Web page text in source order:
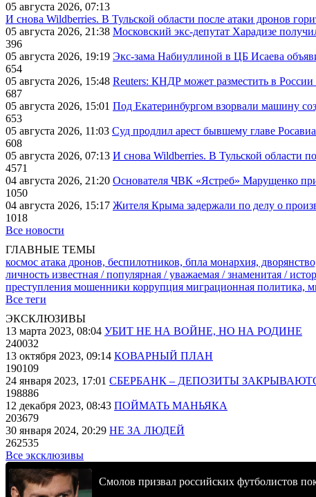
05 августа 2026, 07:13
И снова Wildberries. В Тульской области после атаки дронов
05 августа 2026, 21:38 Московский экс-депутат Харадизе
396
05 августа 2026, 19:19 Экс-зама Набиуллиной в ЦБ Исаева
654
05 августа 2026, 15:48 Reuters: КНДР может разместить в России
687
05 августа 2026, 15:01 Под Екатеринбургом взорвали машину
653
05 августа 2026, 11:03 Суд продлил арест бывшему главе
608
05 августа 2026, 07:13 И снова Wildberries. В Тульской области
4571
04 августа 2026, 21:20 Основателя ЧВК «Ястреб» Марущенко
1050
04 августа 2026, 15:17 Жителя Крыма задержали по делу о
1018
Все новости
ГЛАВНЫЕ ТЕМЫ
космос атака дронов, беспилотников, бпла монархия,
личность известная / популярная / уважаемая / знаменитая /
преступления мошенники коррупция миграционная политика,
Все теги
ЭКСКЛЮЗИВЫ
13 марта 2023, 08:04 УБИТ НЕ НА ВОЙНЕ, НО НА РОДИНЕ
240032
13 октября 2023, 09:14 КОВАРНЫЙ ПЛАН
190109
24 января 2023, 17:01 СБЕРБАНК – ДЕПОЗИТЫ
198886
12 декабря 2023, 08:43 ПОЙМАТЬ МАНЬЯКА
203679
30 января 2024, 20:29 НЕ ЗА ЛЮДЕЙ
262535
Все эксклюзивы
Смолов призвал российских футболистов